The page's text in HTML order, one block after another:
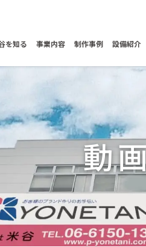
を知る 事業内容 制作事例 設備紹介
動